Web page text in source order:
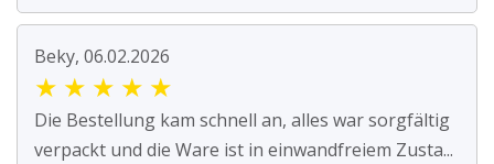
Beky, 06.02.2026
★ ★ ★ ★ ★
Die Bestellung kam schnell an, alles war sorgfältig
verpackt und die Ware ist in einwandfreiem Zusta...